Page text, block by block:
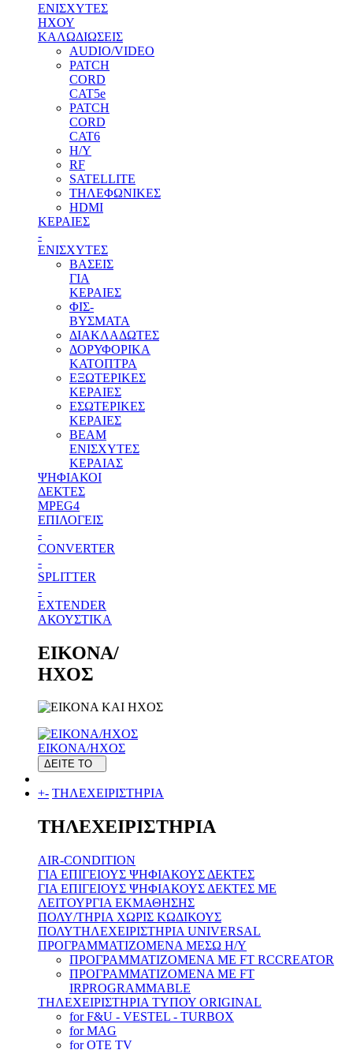
ΕΝΙΣΧΥΤΕΣ
ΗΧΟΥ
ΚΑΛΩΔΙΩΣΕΙΣ
AUDIO/VIDEO
PATCH
CORD
CAT5e
PATCH
CORD
CAT6
H/Y
RF
SATELLITE
ΤΗΛΕΦΩΝΙΚΕΣ
HDMI
ΚΕΡΑΙΕΣ
-
ENΙΣΧΥΤΕΣ
ΒΑΣΕΙΣ
ΓΙΑ
ΚΕΡΑΙΕΣ
ΦΙΣ-
ΒΥΣΜΑΤΑ
ΔΙΑΚΛΑΔΩΤΕΣ
ΔΟΡΥΦΟΡΙΚΑ
ΚΑΤΟΠΤΡΑ
ΕΞΩΤΕΡΙΚΕΣ
ΚΕΡΑΙΕΣ
ΕΣΩΤΕΡΙΚΕΣ
ΚΕΡΑΙΕΣ
BEAM
ΕΝΙΣΧΥΤΕΣ
ΚΕΡΑΙΑΣ
ΨΗΦΙΑΚΟΙ
ΔΕΚΤΕΣ
MPEG4
ΕΠΙΛΟΓΕΙΣ
-
CONVERTER
-
SPLITTER
-
EXTENDER
ΑΚΟΥΣΤΙΚΑ
ΕΙΚΟΝΑ/
ΗΧΟΣ
ΕΙΚΟΝΑ/ΗΧΟΣ
ΔΕΙΤΕ ΤΟ
+- ΤΗΛΕΧΕΙΡΙΣΤΗΡΙΑ
ΤΗΛΕΧΕΙΡΙΣΤΗΡΙΑ
AIR-CONDITION
ΓΙΑ ΕΠΙΓΕΙΟΥΣ ΨΗΦΙΑΚΟΥΣ ΔΕΚΤΕΣ
ΓΙΑ ΕΠΙΓΕΙΟΥΣ ΨΗΦΙΑΚΟΥΣ ΔΕΚΤΕΣ ΜΕ
ΛΕΙΤΟΥΡΓΙΑ ΕΚΜΑΘΗΣΗΣ
ΠΟΛΥ/ΤΗΡΙΑ ΧΩΡΙΣ ΚΩΔΙΚΟΥΣ
ΠΟΛΥΤΗΛΕΧΕΙΡΙΣΤΗΡΙΑ UNIVERSAL
ΠΡΟΓΡΑΜΜΑΤΙΖΟΜΕΝΑ ΜΕΣΩ H/Y
ΠΡΟΓΡΑΜΜΑΤΙΖΟΜΕΝΑ ΜΕ FT RCCREATOR
ΠΡΟΓΡΑΜΜΑΤΙΖΟΜΕΝΑ ΜΕ FT
IRPROGRAMMABLE
ΤΗΛΕΧΕΙΡΙΣΤΗΡΙΑ ΤΥΠΟΥ ORIGINAL
for F&U - VESTEL - TURBOX
for MAG
for OTE TV